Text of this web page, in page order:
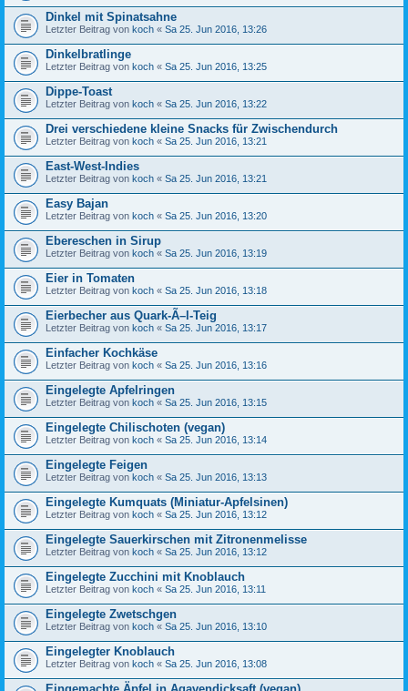
Dinkel mit Spinatsahne
Letzter Beitrag von koch « Sa 25. Jun 2016, 13:26
Dinkelbratlinge
Letzter Beitrag von koch « Sa 25. Jun 2016, 13:25
Dippe-Toast
Letzter Beitrag von koch « Sa 25. Jun 2016, 13:22
Drei verschiedene kleine Snacks für Zwischendurch
Letzter Beitrag von koch « Sa 25. Jun 2016, 13:21
East-West-Indies
Letzter Beitrag von koch « Sa 25. Jun 2016, 13:21
Easy Bajan
Letzter Beitrag von koch « Sa 25. Jun 2016, 13:20
Ebereschen in Sirup
Letzter Beitrag von koch « Sa 25. Jun 2016, 13:19
Eier in Tomaten
Letzter Beitrag von koch « Sa 25. Jun 2016, 13:18
Eierbecher aus Quark-Ã–l-Teig
Letzter Beitrag von koch « Sa 25. Jun 2016, 13:17
Einfacher Kochkäse
Letzter Beitrag von koch « Sa 25. Jun 2016, 13:16
Eingelegte Apfelringen
Letzter Beitrag von koch « Sa 25. Jun 2016, 13:15
Eingelegte Chilischoten (vegan)
Letzter Beitrag von koch « Sa 25. Jun 2016, 13:14
Eingelegte Feigen
Letzter Beitrag von koch « Sa 25. Jun 2016, 13:13
Eingelegte Kumquats (Miniatur-Apfelsinen)
Letzter Beitrag von koch « Sa 25. Jun 2016, 13:12
Eingelegte Sauerkirschen mit Zitronenmelisse
Letzter Beitrag von koch « Sa 25. Jun 2016, 13:12
Eingelegte Zucchini mit Knoblauch
Letzter Beitrag von koch « Sa 25. Jun 2016, 13:11
Eingelegte Zwetschgen
Letzter Beitrag von koch « Sa 25. Jun 2016, 13:10
Eingelegter Knoblauch
Letzter Beitrag von koch « Sa 25. Jun 2016, 13:08